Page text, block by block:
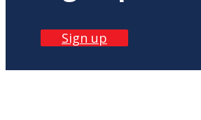
Sign up